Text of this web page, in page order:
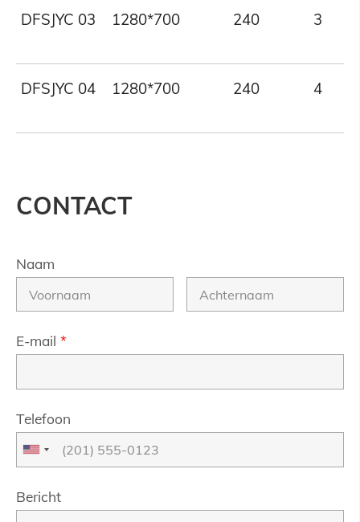
DFSJYC 03 1280*700 240 3
DFSJYC 04 1280*700 240 4
CONTACT
Naam
E-mail *
Telefoon
Bericht